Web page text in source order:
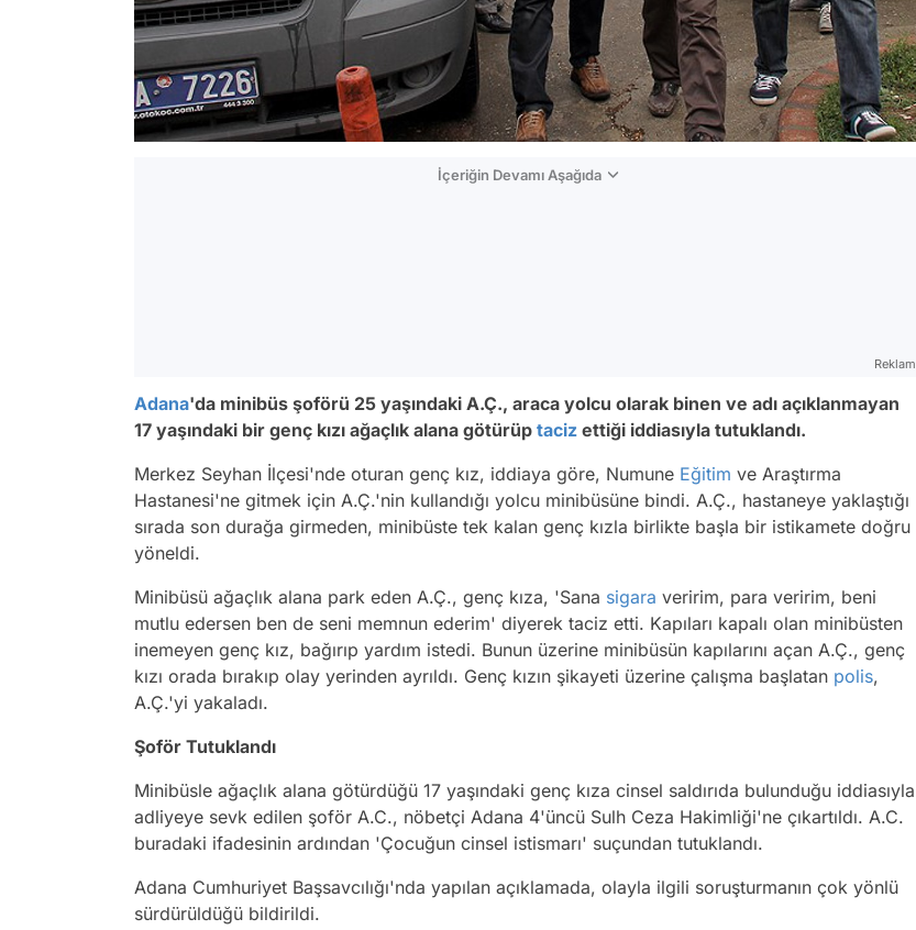
İçeriğin Devamı Aşağıda
Reklam
Adana'da minibüs şoförü 25 yaşındaki A.Ç., araca yolcu olarak binen ve adı açıklanmayan
17 yaşındaki bir genç kızı ağaçlık alana götürüp taciz ettiği iddiasıyla tutuklandı.
Merkez Seyhan İlçesi'nde oturan genç kız, iddiaya göre, Numune Eğitim ve Araştırma
Hastanesi'ne gitmek için A.Ç.'nin kullandığı yolcu minibüsüne bindi. A.Ç., hastaneye yaklaştığı
sırada son durağa girmeden, minibüste tek kalan genç kızla birlikte başla bir istikamete doğru
yöneldi.
Minibüsü ağaçlık alana park eden A.Ç., genç kıza, 'Sana sigara veririm, para veririm, beni
mutlu edersen ben de seni memnun ederim' diyerek taciz etti. Kapıları kapalı olan minibüsten
inemeyen genç kız, bağırıp yardım istedi. Bunun üzerine minibüsün kapılarını açan A.Ç., genç
kızı orada bırakıp olay yerinden ayrıldı. Genç kızın şikayeti üzerine çalışma başlatan polis,
A.Ç.'yi yakaladı.
Şoför Tutuklandı
Minibüsle ağaçlık alana götürdüğü 17 yaşındaki genç kıza cinsel saldırıda bulunduğu iddiasıyla
adliyeye sevk edilen şoför A.C., nöbetçi Adana 4'üncü Sulh Ceza Hakimliği'ne çıkartıldı. A.C.
buradaki ifadesinin ardından 'Çocuğun cinsel istismarı' suçundan tutuklandı.
Adana Cumhuriyet Başsavcılığı'nda yapılan açıklamada, olayla ilgili soruşturmanın çok yönlü
sürdürüldüğü bildirildi.